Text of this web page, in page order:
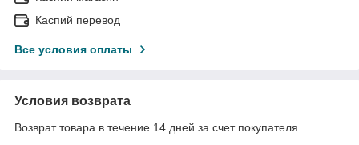
Каспий перевод
Все условия оплаты
Условия возврата
Возврат товара в течение 14 дней за счет покупателя